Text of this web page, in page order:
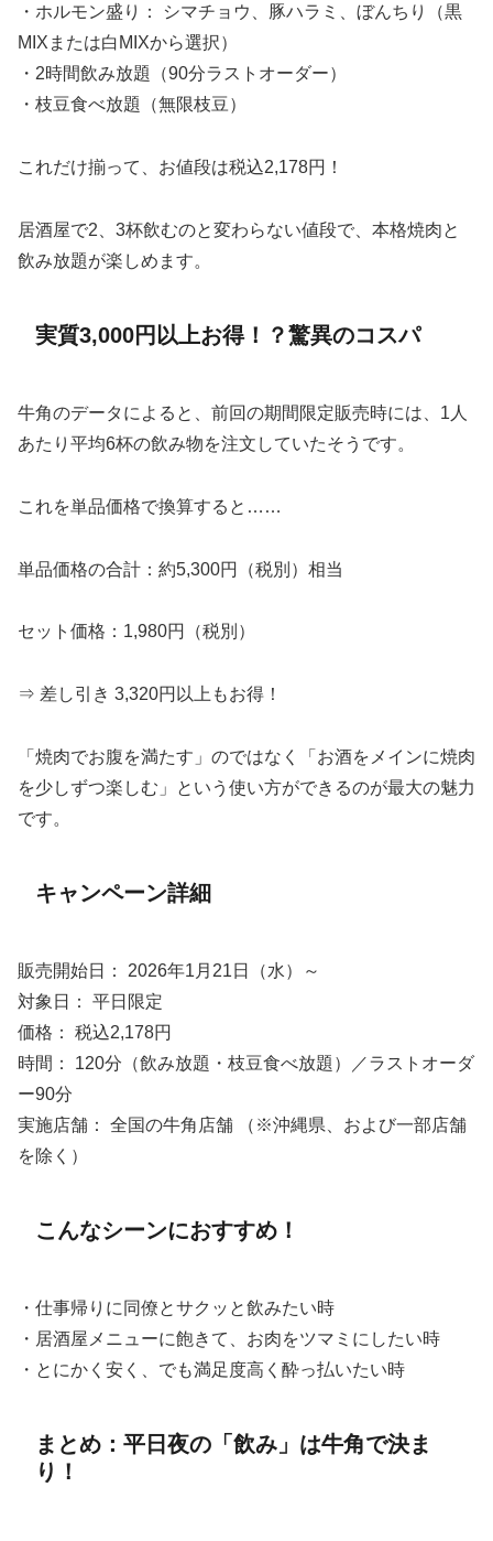
・ホルモン盛り： シマチョウ、豚ハラミ、ぼんちり（黒
MIXまたは白MIXから選択）
・2時間飲み放題（90分ラストオーダー）
・枝豆食べ放題（無限枝豆）
これだけ揃って、お値段は税込2,178円！
居酒屋で2、3杯飲むのと変わらない値段で、本格焼肉と
飲み放題が楽しめます。
実質3,000円以上お得！？驚異のコスパ
牛角のデータによると、前回の期間限定販売時には、1人
あたり平均6杯の飲み物を注文していたそうです。
これを単品価格で換算すると……
単品価格の合計：約5,300円（税別）相当
セット価格：1,980円（税別）
⇒ 差し引き 3,320円以上もお得！
「焼肉でお腹を満たす」のではなく「お酒をメインに焼肉
を少しずつ楽しむ」という使い方ができるのが最大の魅力
です。
キャンペーン詳細
販売開始日： 2026年1月21日（水）～
対象日： 平日限定
価格： 税込2,178円
時間： 120分（飲み放題・枝豆食べ放題）／ラストオーダ
ー90分
実施店舗： 全国の牛角店舗 （※沖縄県、および一部店舗
を除く）
こんなシーンにおすすめ！
・仕事帰りに同僚とサクッと飲みたい時
・居酒屋メニューに飽きて、お肉をツマミにしたい時
・とにかく安く、でも満足度高く酔っ払いたい時
まとめ：平日夜の「飲み」は牛角で決ま
り！